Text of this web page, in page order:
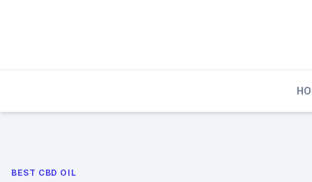
BEST CBD OIL